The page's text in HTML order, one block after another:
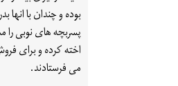
بوده و چندان با
پسربچه های نوبی
اخته کرده و برای
می فرستادند.